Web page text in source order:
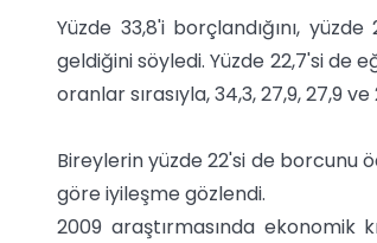
Yüzde 33,8'i borçlandığını,
geldiğini söyledi. Yüzde 22,7'si de
oranlar sırasıyla, 34,3, 27,9, 27,9
Bireylerin yüzde 22'si de borcunu
göre iyileşme gözlendi.
2009 araştırmasında ekonomik